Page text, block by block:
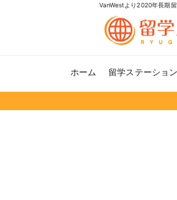
VanWestより2020年長期
ホーム 留学ステーショ